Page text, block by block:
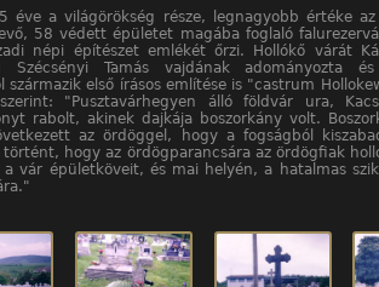
éve a világörökség része, legnagyobb értéke
58 védett épületet magába foglaló
népi építészet emlékét őrzi. Hollókő várát
Szécsényi Tamás vajdának adományozta
származik első írásos említése is "castrum
"Pusztavárhegyen álló földvár ura,
rabolt, akinek dajkája boszorkány volt.
az ördöggel, hogy a fogságból
történt, hogy az ördögparancsára az ördögfiak
a vár épületköveit, és mai helyén, a hatalmas